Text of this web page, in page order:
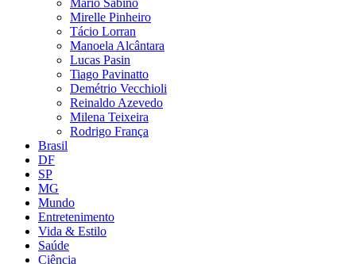
Mirelle Pinheiro
Tácio Lorran
Manoela Alcântara
Lucas Pasin
Tiago Pavinatto
Demétrio Vecchioli
Reinaldo Azevedo
Milena Teixeira
Rodrigo França
Brasil
DF
SP
MG
Mundo
Entretenimento
Vida & Estilo
Saúde
Ciência